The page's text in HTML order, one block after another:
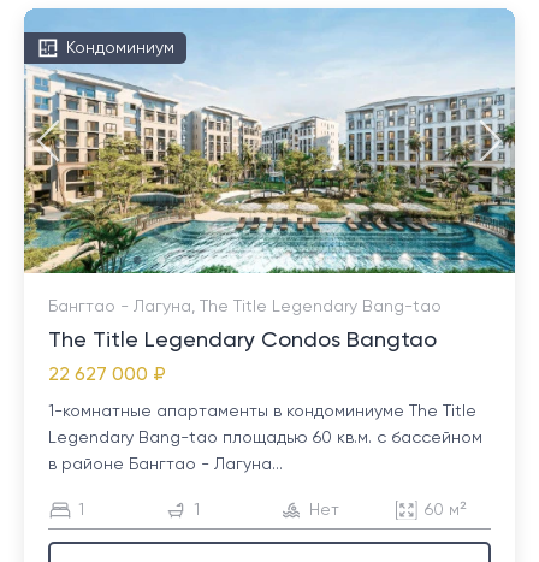
Кондоминиум
Бангтао - Лагуна, The Title Legendary Bang-tao
The Title Legendary Condos Bangtao
22 627 000 ₽
1-комнатные апартаменты в кондоминиуме The Title
Legendary Bang-tao площадью 60 кв.м. с бассейном
в районе Бангтао - Лагуна...
1 1 Нет 60 м²